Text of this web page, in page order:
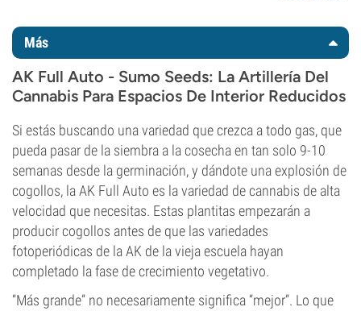
Más
AK Full Auto - Sumo Seeds: La Artillería Del
Cannabis Para Espacios De Interior Reducidos
Si estás buscando una variedad que crezca a todo gas, que
pueda pasar de la siembra a la cosecha en tan solo 9-10
semanas desde la germinación, y dándote una explosión de
cogollos, la AK Full Auto es la variedad de cannabis de alta
velocidad que necesitas. Estas plantitas empezarán a
producir cogollos antes de que las variedades
fotoperiódicas de la AK de la vieja escuela hayan
completado la fase de crecimiento vegetativo.
“Más grande” no necesariamente significa “mejor”. Lo que